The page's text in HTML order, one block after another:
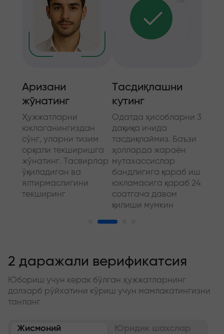
Аризани
жўнатинг
Ҳужжатларни
юклаганингиздан
сўнг, уларни тизим
орқали текширишга
жўнатинг. Тасвирлар
ўқиладиган ва
ялтирмаслигини
текширинг
Тасдиқлашни
кутинг
Одатда ҳисобларни 3
дақиқа ичида
тасдиқлаймиз. Баъзи
ҳолларда жараён
мутахассислар
бандлигига қараб иш
юкламасига қараб 24
соатгача давом
қилиши мумкин
2 даражали верификатсия
Юбориш учун керак бўлган ҳужжатларнинг
долзарб рўйхатини кўриш учун мамлакатингизни
танланг
Жисмоний
Юридик шахслар